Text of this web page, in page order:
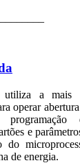
a mais
operar
e
do
de energia.